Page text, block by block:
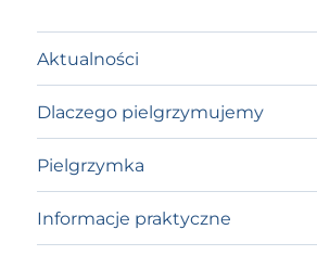
Aktualności
Dlaczego pielgrzymujemy
Pielgrzymka
Informacje praktyczne